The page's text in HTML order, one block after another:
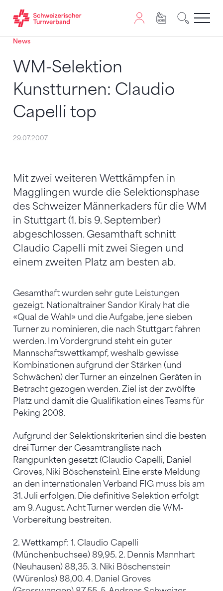
Zum Inhalt springen
Zur Sitemap navigieren
Zum Navigieren dieser Seite wird JavaScript benötigt.
News
WM-Selektion
Kunstturnen: Claudio
Capelli top
29.07.2007
Mit zwei weiteren Wettkämpfen in
Magglingen wurde die Selektionsphase
des Schweizer Männerkaders für die WM
in Stuttgart (1. bis 9. September)
abgeschlossen. Gesamthaft schnitt
Claudio Capelli mit zwei Siegen und
einem zweiten Platz am besten ab.
Gesamthaft wurden sehr gute Leistungen
gezeigt. Nationaltrainer Sandor Kiraly hat die
«Qual de Wahl» und die Aufgabe, jene sieben
Turner zu nominieren, die nach Stuttgart fahren
werden. Im Vordergrund steht ein guter
Mannschaftswettkampf, weshalb gewisse
Kombinationen aufgrund der Stärken (und
Schwächen) der Turner an einzelnen Geräten in
Betracht gezogen werden. Ziel ist der zwölfte
Platz und damit die Qualifikation eines Teams für
Peking 2008.
Aufgrund der Selektionskriterien sind die besten
drei Turner der Gesamtrangliste nach
Rangpunkten gesetzt (Claudio Capelli, Daniel
Groves, Niki Böschenstein). Eine erste Meldung
an den internationalen Verband FIG muss bis am
31. Juli erfolgen. Die definitive Selektion erfolgt
am 9. August. Acht Turner werden die WM-
Vorbereitung bestreiten.
2. Wettkampf: 1. Claudio Capelli
(Münchenbuchsee) 89,95. 2. Dennis Mannhart
(Neuhausen) 88,35. 3. Niki Böschenstein
(Würenlos) 88,00. 4. Daniel Groves